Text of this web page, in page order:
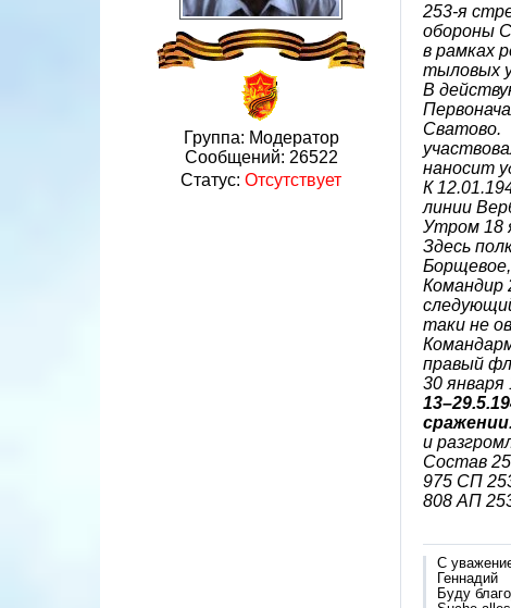
Группа: Модератор
Сообщений: 26522
Статус: Отсутствует
253-я
обороны
в рамках
тыловых
В
Сватово.
наносит
К
линии
Утром 18
Здесь
Командир
таки не
правый
30 января
сражении.
и
Состав
975 СП
808 АП
С
Геннадий
Буду